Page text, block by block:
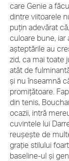
care Genie a
dintre viitoarele
puțin adevărat
culoare bune, iar
așteptările au
zid, ca mai toate
atât de
și nu înseamnă
promițătoare.
din tenis,
ocazii, intră
cuvintele lui
reușește de
grație stilului
baseline-ul și